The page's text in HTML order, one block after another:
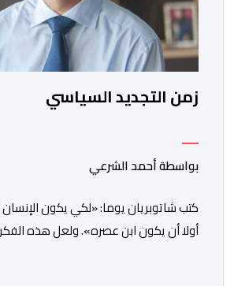
زمن التجديد السياسي
بواسطة أحمد الشرعي
كتب شاتوبريان يوما: «لكي يكون الإنسان
أولا أن يكون ابن عصره». ولعل هذه